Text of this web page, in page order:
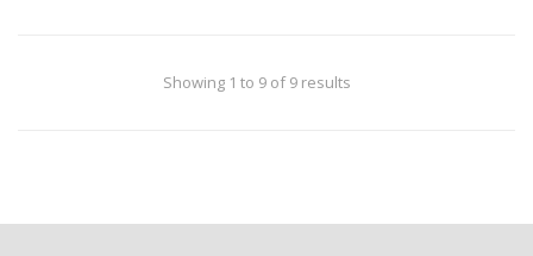
Showing 1 to 9 of 9 results